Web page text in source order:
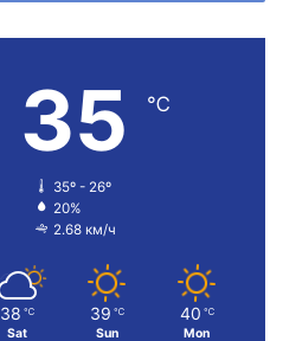
35 ℃
35º - 26º
20%
2.68 км/ч
38 ℃
Sat
39 ℃
Sun
40 ℃
Mon